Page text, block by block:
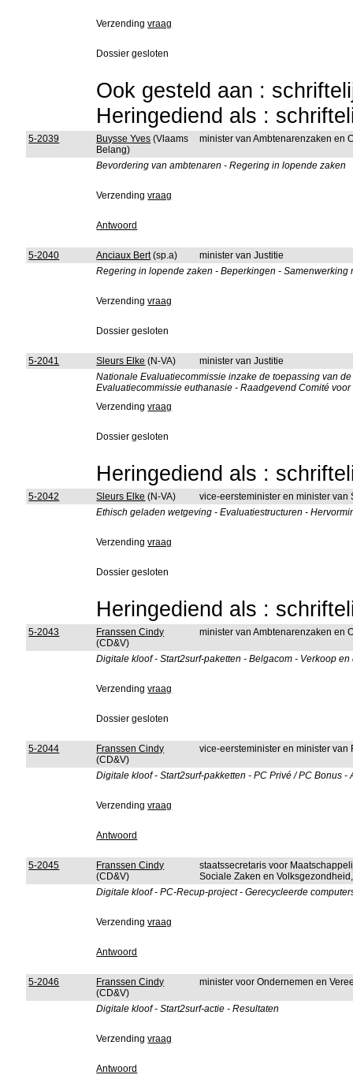
Verzendingvraag
Dossier gesloten
Ook gesteld aan :
Heringediend als :
5-2039 Buysse Yves (Vlaams
Belang)
minister van Ambtenarenzaken en
Bevordering van ambtenaren - Regering in lopende zaken
Verzendingvraag
Antwoord
5-2040 Anciaux Bert(sp.a)
minister van Justitie
Regering in lopende zaken - Beperkingen - Samenwerking
Verzendingvraag
Dossier gesloten
5-2041 Sleurs Elke (N-VA)
minister van Justitie
Nationale Evaluatiecommissie inzake de toepassing van
Evaluatiecommissie euthanasie - Raadgevend Comité
Verzendingvraag
Dossier gesloten
Heringediend als :
5-2042 Sleurs Elke (N-VA)
vice-eersteminister en minister
Ethisch geladen wetgeving - Evaluatiestructuren -
Verzendingvraag
Dossier gesloten
Heringediend als :
5-2043
Franssen Cindy
(CD&V)
minister van Ambtenarenzaken en
Digitale kloof - Start2surf-paketten - Belgacom - Verkoop
Verzendingvraag
Dossier gesloten
5-2044
Franssen Cindy
(CD&V)
vice-eersteminister en minister
Digitale kloof - Start2surf-pakketten - PC Privé / PC Bonus
Verzendingvraag
Antwoord
5-2045
Franssen Cindy
(CD&V)
staatssecretaris voor
Sociale Zaken en
Digitale kloof - PC-Recup-project - Gerecycleerde
Verzendingvraag
Antwoord
5-2046
Franssen Cindy
(CD&V)
minister voor Ondernemen en
Digitale kloof - Start2surf-actie - Resultaten
Verzendingvraag
Antwoord